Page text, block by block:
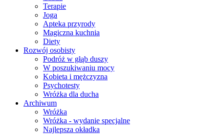
Terapie
Joga
Apteka przyrody
Magiczna kuchnia
Diety
Rozwój osobisty
Podróż w głąb duszy
W poszukiwaniu mocy
Kobieta i mężczyzna
Psychotesty
Wróżka dla ducha
Archiwum
Wróżka
Wróżka - wydanie specjalne
Najlepsza okładka